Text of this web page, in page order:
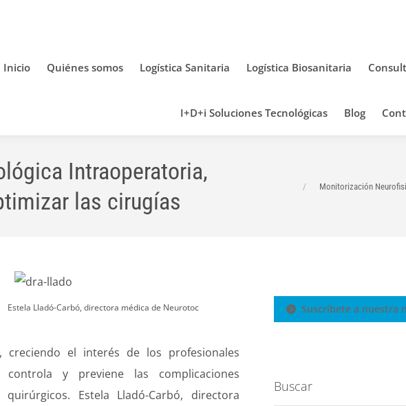
Inicio Quiénes somos Logística Sanitaria Logística Biosanitaria
I+D+i Soluciones Tecnológicas Blog
Intraoperatoria,
las cirugías
Monitorización
Estela Lladó-Carbó, directora médica de Neurotoc
el interés de los profesionales
y previene las complicaciones
Estela Lladó-Carbó, directora
Suscríbete a nuestra
Buscar